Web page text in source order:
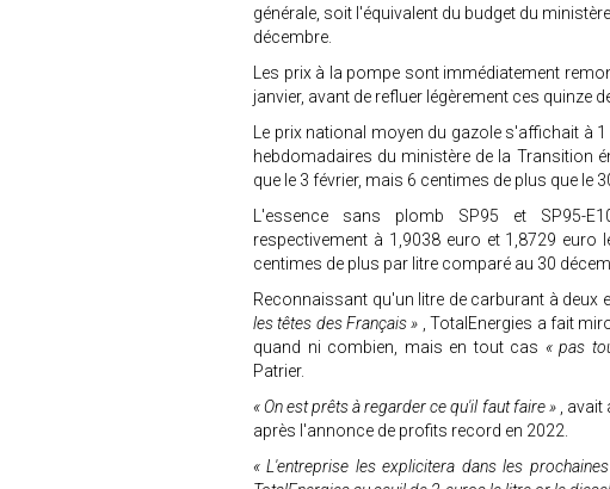
générale, soit l'équivalent du budget du
décembre.
Les prix à la pompe sont immédiatement
janvier, avant de refluer légèrement ces quinze
Le prix national moyen du gazole s'affichait à
hebdomadaires du ministère de la Transition
que le 3 février, mais 6 centimes de plus que le
L'essence sans plomb SP95 et SP95-
respectivement à 1,9038 euro et 1,8729 euro
centimes de plus par litre comparé au 30
Reconnaissant qu'un litre de carburant à deux
les têtes des Français »
, TotalEnergies a fait
quand ni combien, mais en tout cas « pas
Patrier.
« On est prêts à regarder ce qu'il faut faire »
,
après l'annonce de profits record en 2022.
« L'entreprise les explicitera dans les